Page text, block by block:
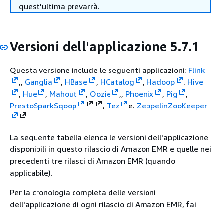
quest'ultima prevarrà.
Versioni dell'applicazione 5.7.1
Questa versione include le seguenti applicazioni: Flink
,, Ganglia , HBase , HCatalog , Hadoop , Hive
, Hue , Mahout , Oozie ,, Phoenix , Pig
,
PrestoSparkSqoop , Tez e. ZeppelinZooKeeper
La seguente tabella elenca le versioni dell'applicazione
disponibili in questo rilascio di Amazon EMR e quelle nei
precedenti tre rilasci di Amazon EMR (quando
applicabile).
Per la cronologia completa delle versioni
dell'applicazione di ogni rilascio di Amazon EMR, fai